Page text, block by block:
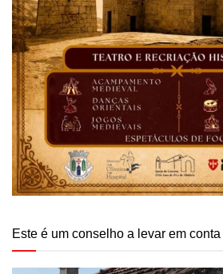
Este é um conselho a levar em conta